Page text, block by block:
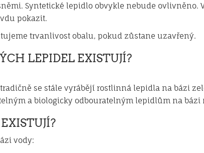
Syntetické lepidlo obvykle nebude ovlivněno.
pokazit.
trvanlivost obalu, pokud zůstane uzavřený.
LEPIDEL EXISTUJÍ?
se stále vyrábějí rostlinná lepidla na bázi
a biologicky odbouratelným lepidlům na bázi
vody: